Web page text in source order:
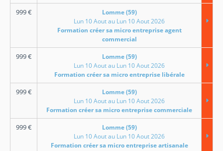
999€
Lomme (59)
Lun 10 Aout au Lun 10 Aout 2026
Formation créer sa micro entreprise agent
commercial
999€
Lomme (59)
Lun 10 Aout au Lun 10 Aout 2026
Formation créer sa micro entreprise libérale
999€
Lomme (59)
Lun 10 Aout au Lun 10 Aout 2026
Formation créer sa micro entreprise commerciale
999€
Lomme (59)
Lun 10 Aout au Lun 10 Aout 2026
Formation créer sa micro entreprise artisanale